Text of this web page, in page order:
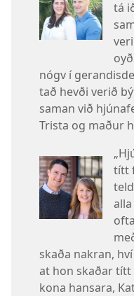
tá
nógv í
tað hevði verið
saman við
Trista og maður
títt
skaða nakran,
at hon skaðar títt
kona hansara,